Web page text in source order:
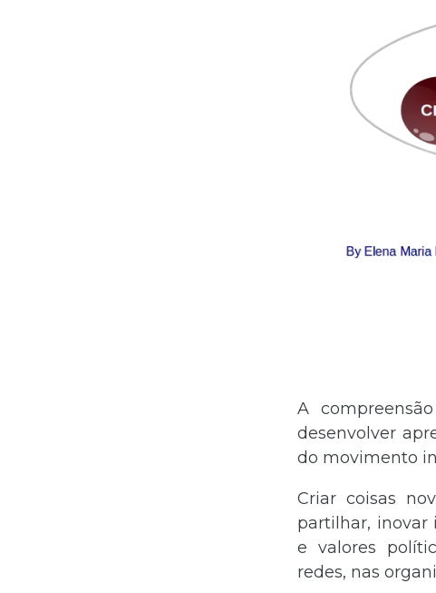
A
desenvolver
do movimento
Criar coisas
partilhar, inovar
e valores
redes, nas